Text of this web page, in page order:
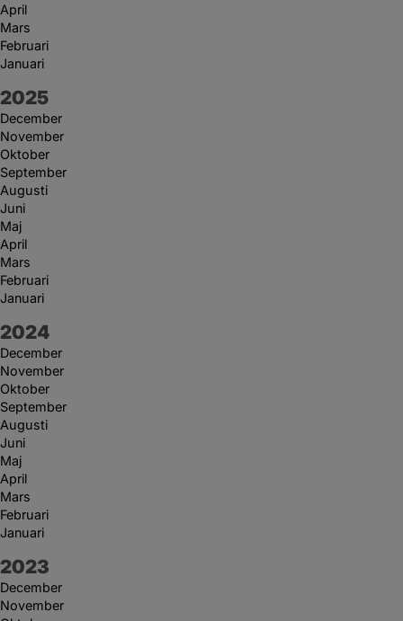
April
Mars
Februari
Januari
År:
2025
December
November
Oktober
September
Augusti
Juni
Maj
April
Mars
Februari
Januari
År:
2024
December
November
Oktober
September
Augusti
Juni
Maj
April
Mars
Februari
Januari
År:
2023
December
November